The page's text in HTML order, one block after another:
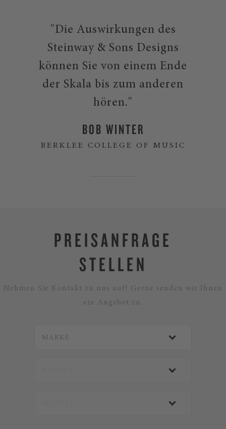
"Die Auswirkungen des
Steinway & Sons Designs
können Sie von einem Ende
der Skala bis zum anderen
hören."
BOB WINTER
BERKLEE COLLEGE OF MUSIC
PREISANFRAGE
STELLEN
Nehmen Sie Kontakt zu uns auf! Gerne senden wir Ihnen
ein Angebot zu.